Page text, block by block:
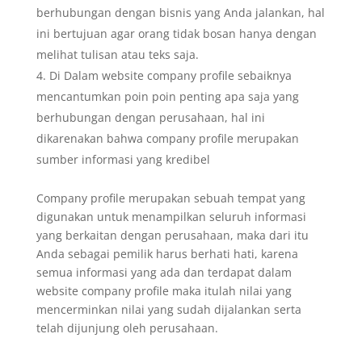
berhubungan dengan bisnis yang Anda jalankan, hal
ini bertujuan agar orang tidak bosan hanya dengan
melihat tulisan atau teks saja.
Di Dalam website company profile sebaiknya
mencantumkan poin poin penting apa saja yang
berhubungan dengan perusahaan, hal ini
dikarenakan bahwa company profile merupakan
sumber informasi yang kredibel
Company profile merupakan sebuah tempat yang
digunakan untuk menampilkan seluruh informasi
yang berkaitan dengan perusahaan, maka dari itu
Anda sebagai pemilik harus berhati hati, karena
semua informasi yang ada dan terdapat dalam
website company profile maka itulah nilai yang
mencerminkan nilai yang sudah dijalankan serta
telah dijunjung oleh perusahaan.